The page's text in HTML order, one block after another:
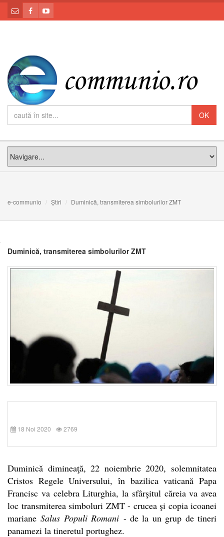
e-communio Știri Duminică, transmiterea simbolurilor ZMT
Duminică, transmiterea simbolurilor ZMT
18 Noi 2020 2769
Duminică dimineaţă, 22 noiembrie 2020, solemnitatea
Cristos Regele Universului, în bazilica vaticană Papa
Francisc va celebra Liturghia, la sfârşitul căreia va avea
loc transmiterea simboluri ZMT - crucea şi copia icoanei
marianeSalus Populi Romani - de la un grup de tineri
panamezi la tineretul portughez.